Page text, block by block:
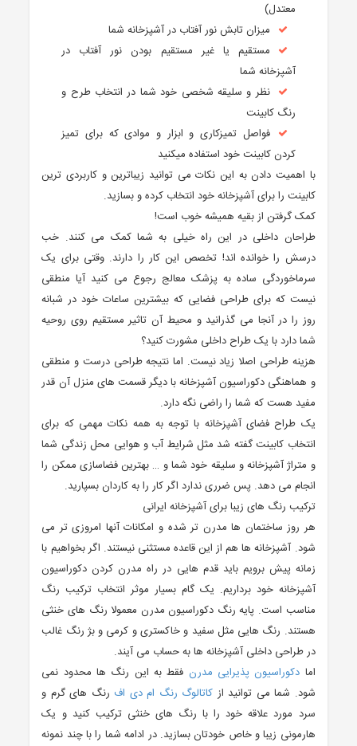
معتدل)
میزان تابش نور آفتاب در آشپزخانه شما
مستقیم یا غیر مستقیم بودن نور آفتاب در
آشپزخانه شما
نظر و سلیقه شخصی خود شما در انتخاب طرح و
رنگ کابینت
فواصل تمیزکاری و ابزار و موادی که برای تمیز
کردن کابینت خود استفاده میکنید
با اهمیت دادن به این نکات می توانید زیباترین و کاربردی ترین
کابینت را برای آشپزخانه خود انتخاب کرده و بسازید.
کمک گرفتن از بقیه همیشه خوب است!
طراحان داخلی در این راه خیلی به شما کمک می کنند. خب
درسش را خوانده اند! تخصص این کار را دارند. وقتی برای یک
سرماخوردگی ساده به پزشک معالج رجوع می کنید آیا منطقی
نیست که برای طراحی فضایی که بیشترین ساعات خود در شبانه
روز را در آنجا می گذرانید و محیط آن تاثیر مستقیم روی روحیه
شما دارد با یک طراح داخلی مشورت کنید؟
هزینه طراحی اصلا زیاد نیست. اما نتیجه طراحی درست و منطقی
و هماهنگی دکوراسیون آشپزخانه با دیگر قسمت های منزل آن قدر
مفید هست که شما را راضی نگه دارد.
یک طراح فضای آشپزخانه با توجه به همه نکات مهمی که برای
انتخاب کابینت گفته شد مثل شرایط آب و هوایی محل زندگی شما
و متراژ آشپزخانه و سلیقه خود شما و … بهترین فضاسازی ممکن را
انجام می دهد. پس ضرری ندارد اگر کار را به کاردان بسپارید.
ترکیب رنگ های زیبا برای آشپزخانه ایرانی
هر روز ساختمان ها مدرن تر شده و امکانات آنها امروزی تر می
شود. آشپزخانه ها هم از این قاعده مستثنی نیستند. اگر بخواهیم با
زمانه پیش برویم باید قدم هایی در راه مدرن کردن دکوراسیون
آشپزخانه خود برداریم. یک گام بسیار موثر انتخاب ترکیب رنگ
مناسب است. پایه رنگ دکوراسیون مدرن معمولا رنگ های خنثی
هستند. رنگ هایی مثل سفید و خاکستری و کرمی و بژ رنگ غالب
در طراحی داخلی آشپزخانه ها به حساب می آیند.
اما دکوراسیون پذیرایی مدرن فقط به این رنگ ها محدود نمی
شود. شما می توانید از کاتالوگ رنگ ام دی اف رنگ های گرم و
سرد مورد علاقه خود را با رنگ های خنثی ترکیب کنید و یک
هارمونی زیبا و خاص خودتان بسازید. در ادامه شما را با چند نمونه